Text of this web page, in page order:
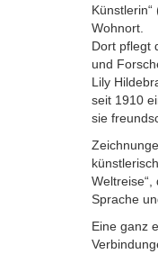
Wohnort.
Dort pflegt
und
Lily
seit 1910
sie
Sprache
Eine ganz